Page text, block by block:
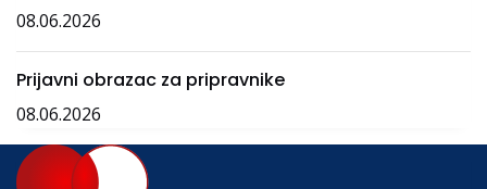
08.06.2026
Prijavni obrazac za pripravnike
08.06.2026